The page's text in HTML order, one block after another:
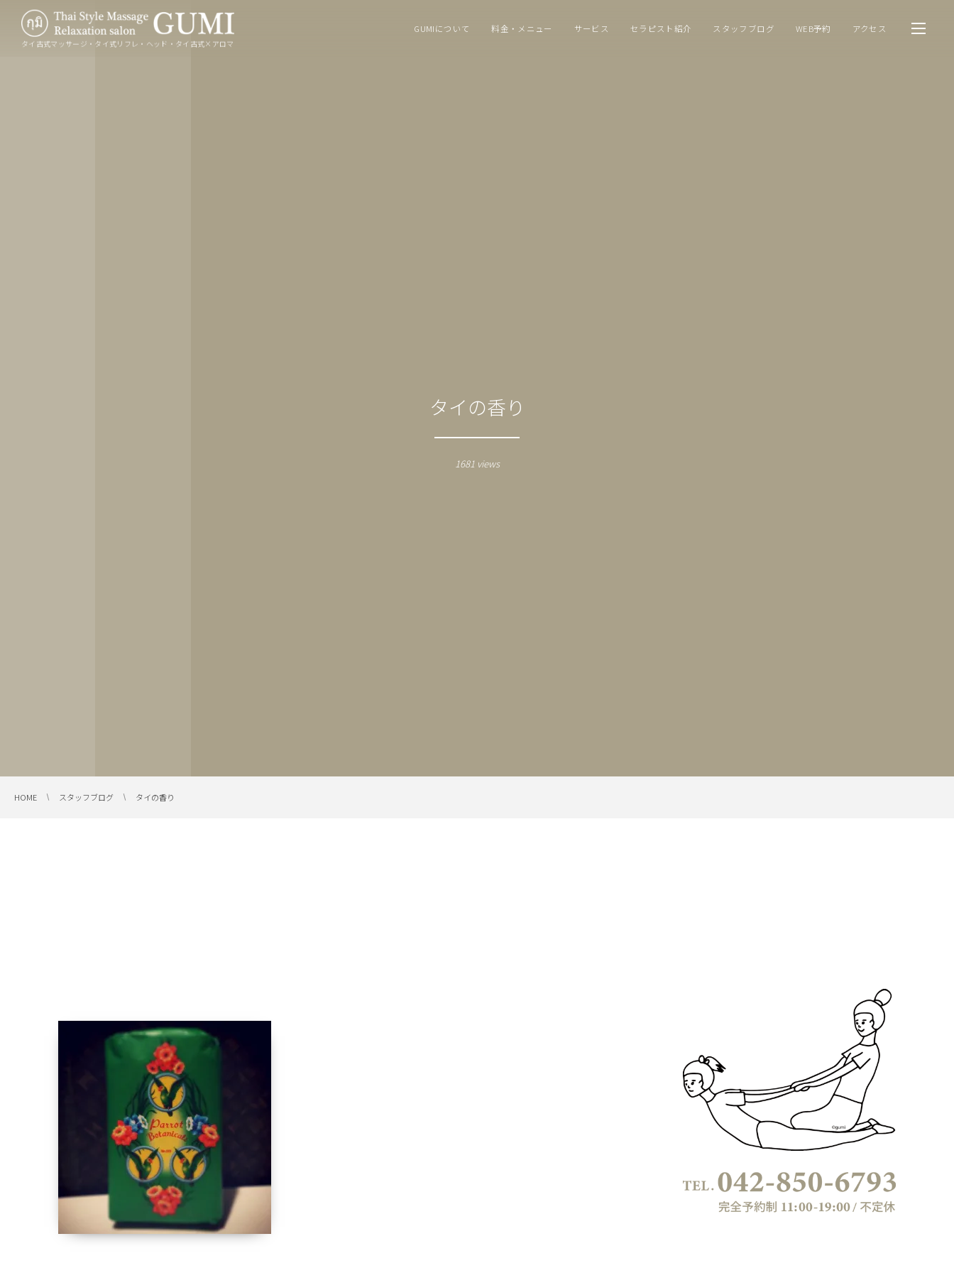
タイ古式マッサージ・タイ式リフレ・ヘッド・タイ古式×アロマ
GUMIについて 料金・メニュー サービス セラピスト紹介 スタッフブログ WEB予約 アクセス
タイの香り
1681 views
HOME スタッフブログ タイの香り